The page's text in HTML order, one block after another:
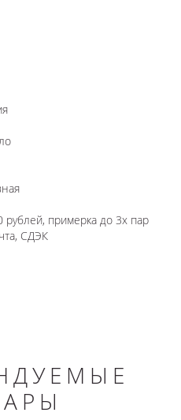
рублей, примерка до 3х пар
СДЭК